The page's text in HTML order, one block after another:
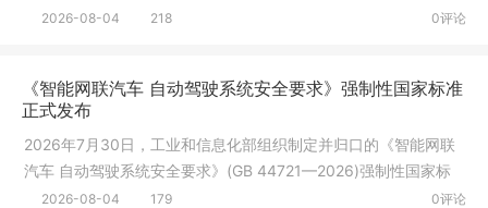
清楚投放
0评论
2026-08-04 218
《智能网联汽车 自动驾驶系统安全要求》强制性国家标准
正式发布
2026年7月30日，工业和信息化部组织制定并归口的《智能网联
汽车 自动驾驶系统安全要求》(GB 44721—2026)强制性国家标
准由国家市
0评论
2026-08-04 179